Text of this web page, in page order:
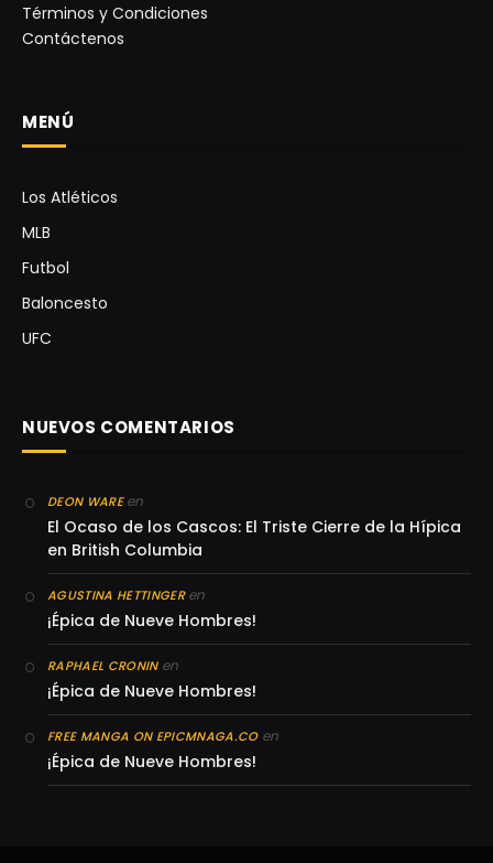
Términos y Condiciones
Contáctenos
MENÚ
Los Atléticos
MLB
Futbol
Baloncesto
UFC
NUEVOS COMENTARIOS
DEON WAREen
El Ocaso de los Cascos: El Triste Cierre de la Hípica
en British Columbia
AGUSTINA HETTINGERen
¡Épica de Nueve Hombres!
RAPHAEL CRONINen
¡Épica de Nueve Hombres!
FREE MANGA ON EPICMNAGA.COen
¡Épica de Nueve Hombres!